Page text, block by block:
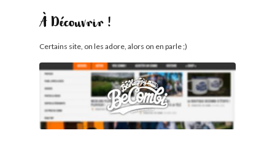
À Découvrir !
Certains site, on les adore, alors on en parle ;)